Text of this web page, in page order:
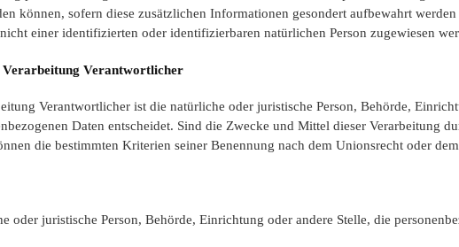
können, sofern diese zusätzlichen Informationen gesondert aufbewahrt
einer identifizierten oder identifizierbaren natürlichen Person zugewiesen
Verantwortlicher
Verantwortlicher ist die natürliche oder juristische Person, Behörde,
Daten entscheidet. Sind die Zwecke und Mittel dieser Verarbeitung
die bestimmten Kriterien seiner Benennung nach dem Unionsrecht oder
oder juristische Person, Behörde, Einrichtung oder andere Stelle, die